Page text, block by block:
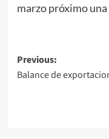
marzo próximo
Post
navigation
Previous:
Balance de